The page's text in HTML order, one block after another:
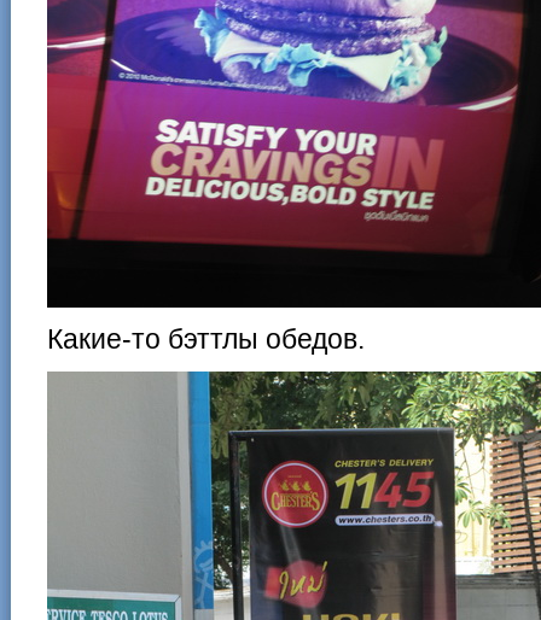
Какие-то бэттлы обедов.